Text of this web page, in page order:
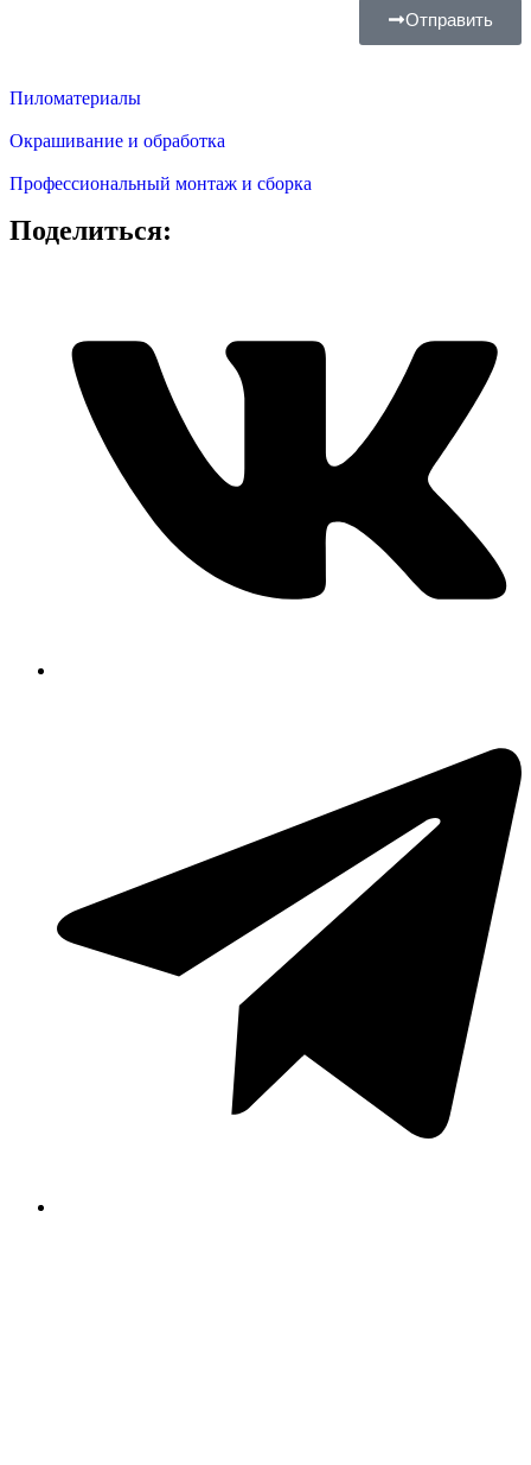
Отправить
Пиломатериалы
Окрашивание и обработка
Профессиональный монтаж и сборка
Поделиться: